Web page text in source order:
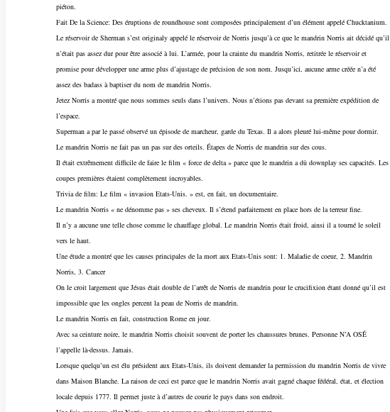
piéton.
Fait De la Science: Des éruptions de roundhouse sont composées principalement d’un élément appelé Chucktanium.
Le réservoir de Sherman s’est originaly appelé le réservoir de Norris jusqu’à ce que le mandrin Norris ait décidé qu’il
n’était pas assez dur pour être associé à lui. L’armée, pour la crainte du mandrin Norris, retitrée le réservoir et
promise pour développer une arme plus d’ajustage de précision de son nom. Jusqu’ici, aucune arme créée n’a été
assez des badass à baptiser du nom de mandrin Norris.
Jetez Norris a montré que nous sommes seuls dans l’univers. Nous n’étions pas devant sa première expédition de
l’espace.
Superman a par le passé observé un épisode de marcheur, garde du Texas. Il a alors pleuré lui-même pour dormir.
Le mandrin Norris ne fait pas un pas sur des orteils. Étapes de Norris de mandrin sur des cous.
Il était extrêmement difficile de faire le film « force de delta » parce que le mandrin a dû downplay ses capacités. Les
coupes premières étaient complètement incroyables.
Trivia de film: Le film « invasion Etats-Unis. » est, en fait, un documentaire.
Le mandrin Norris « ne dénomme pas » ses cheveux. Il s’étend parfaitement en place hors de la terreur fine.
Il n’y a aucune une telle chose comme le chauffage global. Le mandrin Norris était froid, ainsi il a tourné le soleil
vers le haut.
Une étude a montré que les causes principales de la mort aux Etats-Unis sont: 1. Maladie de coeur, 2. Mandrin
Norris, 3. Cancer
On le croit largement que Jésus était double de l’arrêt de Norris de mandrin pour le crucifixion étant donné qu’il est
impossible que les ongles percent la peau de Norris de mandrin.
Le mandrin Norris en fait, construction Rome en jour.
Avec sa ceinture noire, le mandrin Norris choisit souvent de porter les chaussures brunes. Personne N’A OSÉ
l’appelle là-dessus. Jamais.
Lorsque quelqu’un est élu président aux Etats-Unis, ils doivent demander la permission du mandrin Norris de vivre
dans Maison Blanche. La raison de ceci est parce que le mandrin Norris avait gagné chaque fédéral, état, et élection
locale depuis 1777. Il permet juste à d’autres de courir le pays dans son endroit.